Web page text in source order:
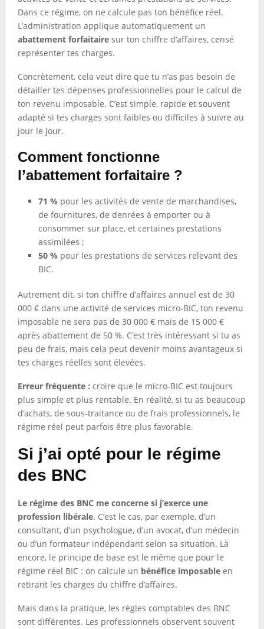
Dans ce régime, on ne calcule pas ton bénéfice réel.
L’administration applique automatiquement un
abattement forfaitaire sur ton chiffre d’affaires, censé
représenter tes charges.
Concrètement, cela veut dire que tu n’as pas besoin de
détailler tes dépenses professionnelles pour le calcul de
ton revenu imposable. C’est simple, rapide et souvent
adapté si tes charges sont faibles ou difficiles à suivre au
jour le jour.
Comment fonctionne
l’abattement forfaitaire ?
71 % pour les activités de vente de marchandises,
de fournitures, de denrées à emporter ou à
consommer sur place, et certaines prestations
assimilées ;
50 % pour les prestations de services relevant des
BIC.
Autrement dit, si ton chiffre d’affaires annuel est de 30
000 € dans une activité de services micro-BIC, ton revenu
imposable ne sera pas de 30 000 € mais de 15 000 €
après abattement de 50 %. C’est très intéressant si tu as
peu de frais, mais cela peut devenir moins avantageux si
tes charges réelles sont élevées.
Erreur fréquente : croire que le micro-BIC est toujours
plus simple et plus rentable. En réalité, si tu as beaucoup
d’achats, de sous-traitance ou de frais professionnels, le
régime réel peut parfois être plus favorable.
Si j’ai opté pour le régime
des BNC
Le régime des BNC me concerne si j’exerce une
profession libérale. C’est le cas, par exemple, d’un
consultant, d’un psychologue, d’un avocat, d’un médecin
ou d’un formateur indépendant selon sa situation. Là
encore, le principe de base est le même que pour le
régime réel BIC : on calcule un bénéfice imposable en
retirant les charges du chiffre d’affaires.
Mais dans la pratique, les règles comptables des BNC
sont différentes. Les professionnels observent souvent